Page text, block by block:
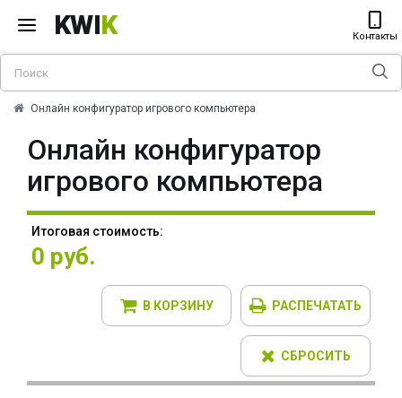
KWIK Контакты
Онлайн конфигуратор игрового компьютера
Онлайн конфигуратор
игрового компьютера
Итоговая стоимость:
0 руб.
В КОРЗИНУ РАСПЕЧАТАТЬ
СБРОСИТЬ